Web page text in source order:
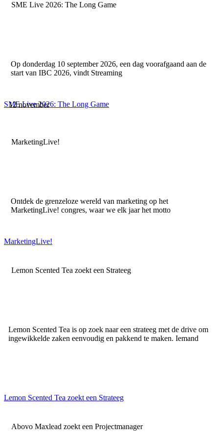
SME Live 2026: The Long Game
Op donderdag 10 september 2026, een dag voorafgaand aan de
start van IBC 2026, vindt Streaming
SME Live 2026: The Long Game
12 november
MarketingLive!
Ontdek de grenzeloze wereld van marketing op het
MarketingLive! congres, waar we elk jaar het motto
MarketingLive!
Lemon Scented Tea zoekt een Strateeg
Lemon Scented Tea is op zoek naar een strateeg met de drive om
ingewikkelde zaken eenvoudig en pakkend te maken. Iemand
Lemon Scented Tea zoekt een Strateeg
Abovo Maxlead zoekt een Projectmanager